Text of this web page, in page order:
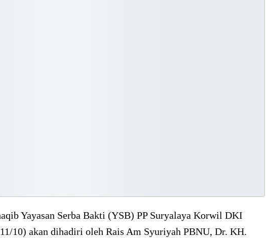
Yayasan Serba Bakti (YSB) PP Suryalaya Korwil DKI
10) akan dihadiri oleh Rais Am Syuriyah PBNU, Dr. KH.